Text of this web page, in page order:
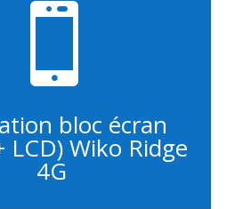

bloc écran
LCD) Wiko Ridge
4G